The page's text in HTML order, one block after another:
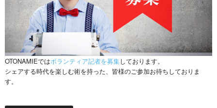
OTONAMIEではボランティア記者を募集しております。
シェアする時代を楽しむ術を持った、皆様のご参加お待ちしておりま
す。